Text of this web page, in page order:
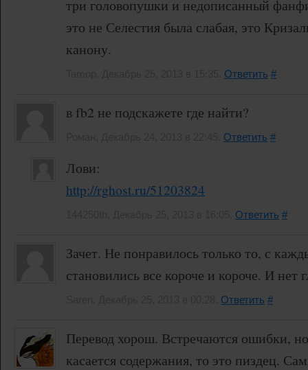
три головопушки и недописанный
это не Селестия была слабая, это
канону.
Ответить #
в fb2 не подскажете где найти?
Ответить #
Лови:
http://rghost.ru/51203824
Ответить #
Зачет. Не понравилось только то, с
становились все короче и короче. И
Ответить #
Перевод хорош. Встречаются ошибки,
касается содержания, то это пиздец.